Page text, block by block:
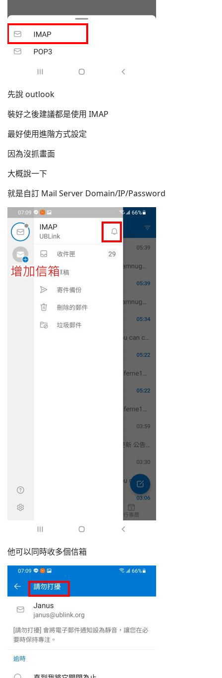
先說 outlook
裝好之後建議都是使用 IMAP
最好使用進階方式設定
因為沒抓畫面
大概說一下
就是自訂 Mail Server Domain/IP/Password
他可以同時收多個信箱